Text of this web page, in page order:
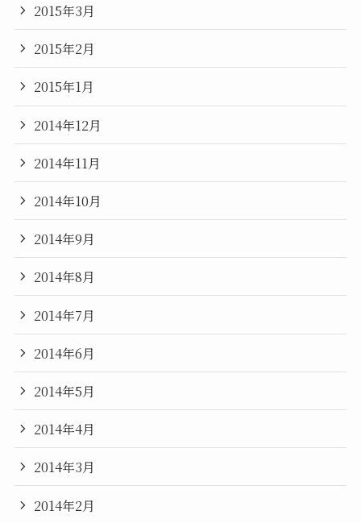
2015年3月
2015年2月
2015年1月
2014年12月
2014年11月
2014年10月
2014年9月
2014年8月
2014年7月
2014年6月
2014年5月
2014年4月
2014年3月
2014年2月